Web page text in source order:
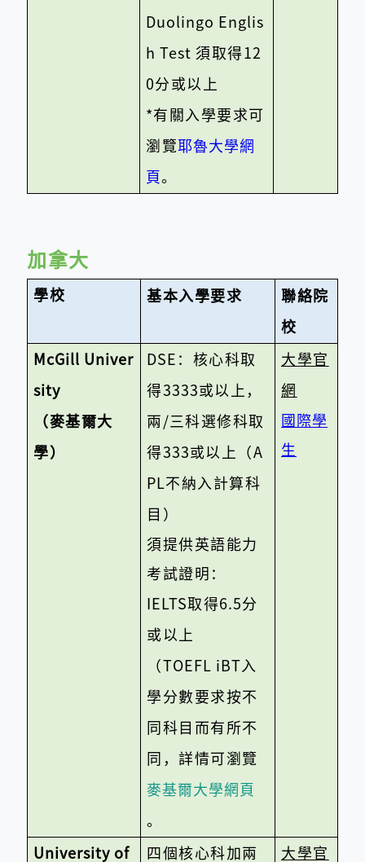
Duolingo Englis
h Test 須取得 12
0分或以上
*有關入學要求可
瀏覽耶魯大學網
頁 。
加拿大
學校 基本入學要求 聯絡院
校
McGill Univer
sity
（麥基爾大
學）
DSE ：核心科取
得 3333或以上，
兩 /三科選修科取
得 333或以上（A
PL 不納入計算科
目）
須提供英語能力
考試證明：
IELTS取得6.5分
或以上
（TOEFL iBT 入
學分數要求按不
同科目而有所不
同， 詳情可瀏覽
麥基爾大學網頁
。
大學官
網
國際學
生
University of 四個核心科加兩 大學官